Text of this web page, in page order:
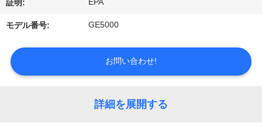
た
に
証明: EPA
モデル番号: GE5000
お問い合わせ!
詳細を展開する